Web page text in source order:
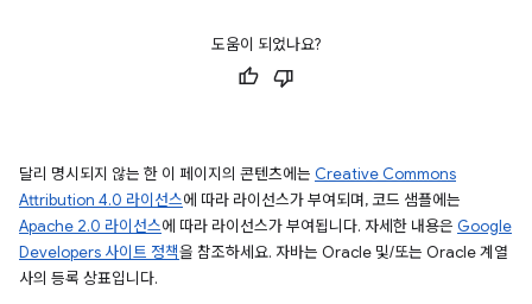
도움이 되었나요?
달리 명시되지 않는 한 이 페이지의 콘텐츠에는 Creative Commons
Attribution 4.0 라이선스에 따라 라이선스가 부여되며, 코드 샘플에는
Apache 2.0 라이선스에 따라 라이선스가 부여됩니다. 자세한 내용은 Google
Developers 사이트 정책을 참조하세요. 자바는 Oracle 및/또는 Oracle 계열
사의 등록 상표입니다.